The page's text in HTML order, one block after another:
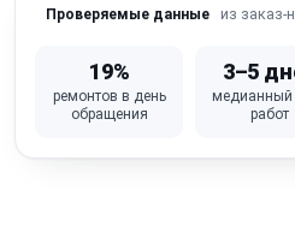
Проверяемые данные из заказ-
19%
ремонтов в день
обращения
3–5
медианный
работ